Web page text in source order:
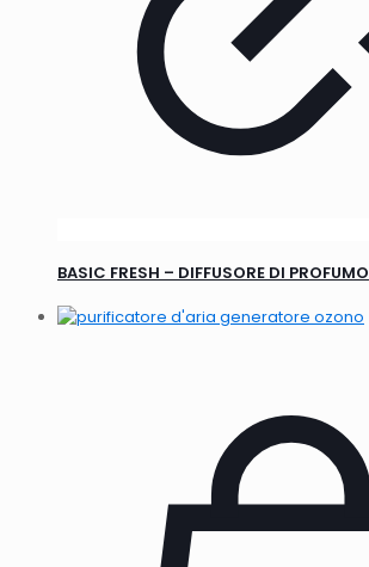
BASIC FRESH – DIFFUSORE DI PROFUMO